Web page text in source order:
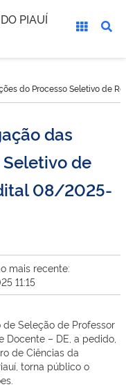
PIAUÍ
do Processo Seletivo de
das
de
08/2025-
mais recente:
11:15
Seleção de Professor
– DE, a pedido,
de Ciências da
torna público o